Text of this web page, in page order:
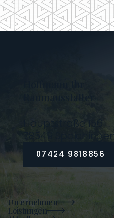
Hauptstraße 156
78549 Spaichingen
07424 9818856
Unternehmen
Leistungen